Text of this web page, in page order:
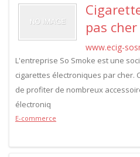
pas cher
www.ecig-
L'entreprise So Smoke est une
cigarettes électroniques par cher.
de profiter de nombreux
électroniq
E-commerce